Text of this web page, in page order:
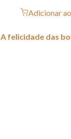
Adicionar
A felicidade das